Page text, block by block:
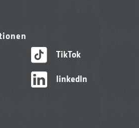
TikTok
linkedIn